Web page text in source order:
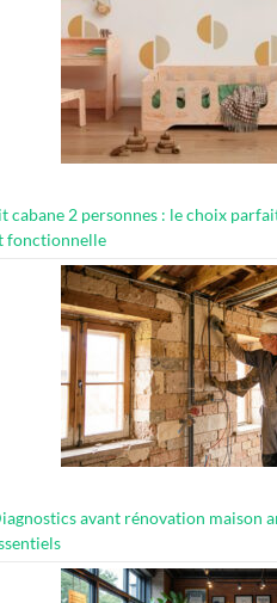
cabane 2 personnes : le choix
fonctionnelle
avant rénovation maison